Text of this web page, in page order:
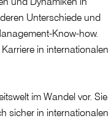
Unterschiede und
Know-how.
in internationalen
im Wandel vor. Sie
sicher in internationalen